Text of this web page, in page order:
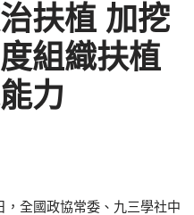
扶植 加挖
組織扶植
力
全國政協常委、九三學社中